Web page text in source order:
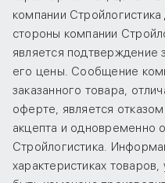
компании
стороны компании
является подтверждение
его цены. Сообщение
заказанного товара,
оферте, является
акцепта и одновременно
Стройлогистика.
характеристиках